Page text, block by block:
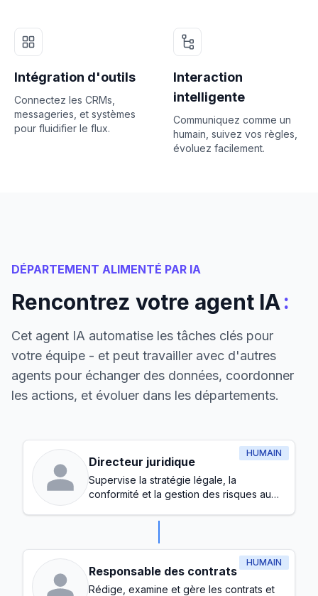
Intégration d'outils
Connectez les CRMs,
messageries, et systèmes
pour fluidifier le flux.
Interaction
intelligente
Communiquez comme un
humain, suivez vos règles,
évoluez facilement.
DÉPARTEMENT ALIMENTÉ PAR IA
Rencontrez votre agent IA:
Cet agent IA automatise les tâches clés pour
votre équipe - et peut travailler avec d'autres
agents pour échanger des données, coordonner
les actions, et évoluer dans les départements.
HUMAIN
Directeur juridique
Supervise la stratégie légale, la
conformité et la gestion des risques au
HUMAIN
Responsable des contrats
Rédige, examine et gère les contrats et